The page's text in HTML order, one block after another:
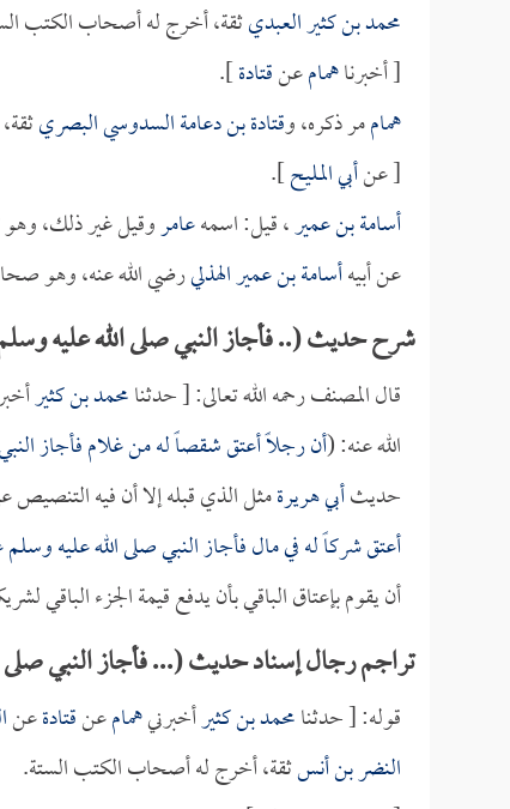
محمد بن كثير العبديثقة، أخرج له أصحاب الكتب
[ أخبرناهمامعنقتادة].
هماممر ذكره، وقتادة بن دعامة السدوسي البصري
[ عنأبي المليح].
أسامة بن عمير، قيل: اسمهعامروقيل غير ذلك،
عن أبيهأسامة بن عمير الهذليرضي الله عنه، وهو
شرح حديث (.. فأجاز النبي صلى الله عليه
قال المصنف رحمه الله تعالى: [ حدثنامحمد بن كثير
الله عنه: (أن رجلاً أعتق شقصاً له من غلام فأجاز
حديثأبي هريرةمثل الذي قبله إلا أن فيه التنصيص
أعتق شركاً له في مال فأجاز النبي صلى الله عليه
أن يقوم بإعتاق الباقي بأن يدفع قيمة الجزء الباقي
تراجم رجال إسناد حديث (... فأجاز النبي صلى
قوله: [ حدثنامحمد بن كثيرأخبرنيهمامعنقتادةعن
النضر بن أنسثقة، أخرج له أصحاب الكتب الستة.